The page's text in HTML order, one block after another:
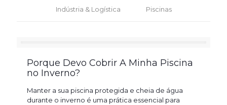
Indústria & Logística Piscinas
Porque Devo Cobrir A Minha Piscina
no Inverno?
Manter a sua piscina protegida e cheia de água
durante o inverno é uma prática essencial para